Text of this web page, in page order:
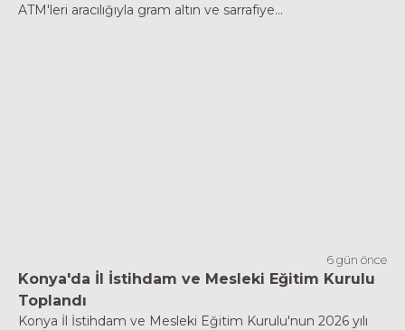
ATM'leri aracılığıyla gram altın ve sarrafiye...
6 gün önce
Konya'da İl İstihdam ve Mesleki Eğitim Kurulu
Toplandı
Konya İl İstihdam ve Mesleki Eğitim Kurulu'nun 2026 yılı